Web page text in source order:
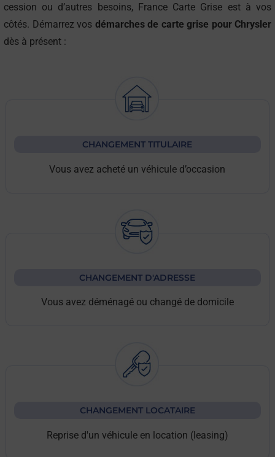
cession ou d’autres besoins, France Carte Grise est à vos
côtés. Démarrez vos démarches de carte grise pour Chrysler
dès à présent :
CHANGEMENT TITULAIRE
Vous avez acheté un véhicule d’occasion
CHANGEMENT D'ADRESSE
Vous avez déménagé ou changé de domicile
CHANGEMENT LOCATAIRE
Reprise d'un véhicule en location (leasing)